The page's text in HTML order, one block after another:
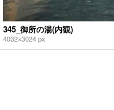
345_御所の湯(内観)
4032×3024 px